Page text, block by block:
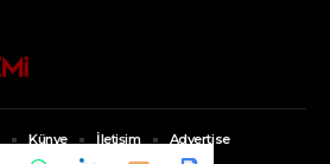
Künye İletişim Advertise